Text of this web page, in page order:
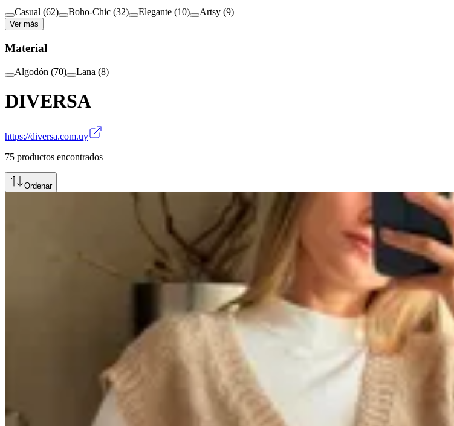
Casual (62) Boho-Chic (32) Elegante (10) Artsy (9)
Ver más
Material
Algodón (70) Lana (8)
DIVERSA
https://diversa.com.uy
75 productos encontrados
Ordenar